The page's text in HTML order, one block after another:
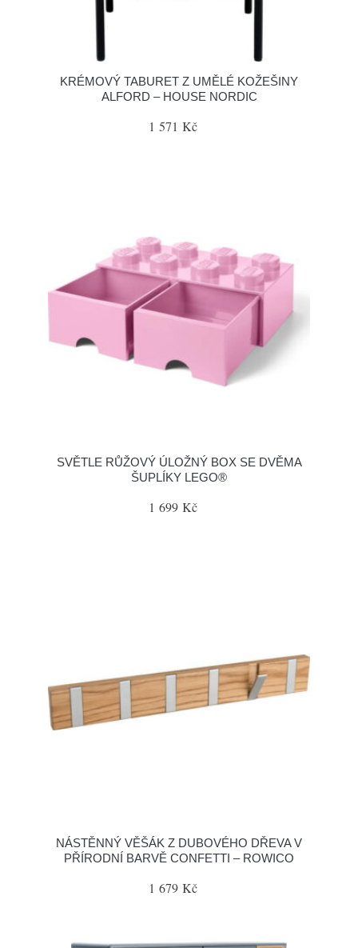
KRÉMOVÝ TABURET Z UMĚLÉ KOŽEŠINY
ALFORD – HOUSE NORDIC
1 571 Kč
SVĚTLE RŮŽOVÝ ÚLOŽNÝ BOX SE DVĚMA
ŠUPLÍKY LEGO®
1 699 Kč
NÁSTĚNNÝ VĚŠÁK Z DUBOVÉHO DŘEVA V
PŘÍRODNÍ BARVĚ CONFETTI – ROWICO
1 679 Kč